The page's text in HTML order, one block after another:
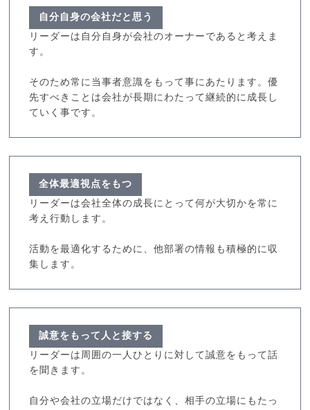
自分自身の会社だと思う
リーダーは自分自身が会社のオーナーであると考えま
す。
そのため常に当事者意識をもって事にあたります。優
先すべきことは会社が長期にわたって継続的に成長し
ていく事です。
全体最適視点をもつ
リーダーは会社全体の成長にとって何が大切かを常に
考え行動します。
活動を最適化するために、他部署の情報も積極的に収
集します。
誠意をもって人と接する
リーダーは周囲の一人ひとりに対して誠意をもって話
を聞きます。
自分や会社の立場だけではなく、相手の立場にもたっ